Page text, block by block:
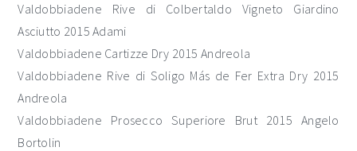
Valdobbiadene Rive di Colbertaldo Vigneto Giardino
Asciutto 2015 Adami
Valdobbiadene Cartizze Dry 2015 Andreola
Valdobbiadene Rive di Soligo Más de Fer Extra Dry 2015
Andreola
Valdobbiadene Prosecco Superiore Brut 2015 Angelo
Bortolin